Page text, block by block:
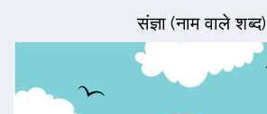
संज्ञा (नाम वाले शब्द)